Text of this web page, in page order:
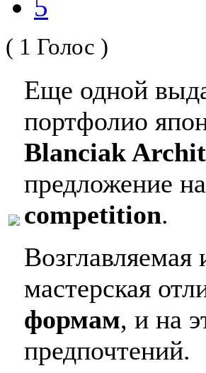
5
( 1 Голос )
Еще одной
портфолио
Blanciak
предложение
competition.
мастерская
формам, и на
предпочтений.